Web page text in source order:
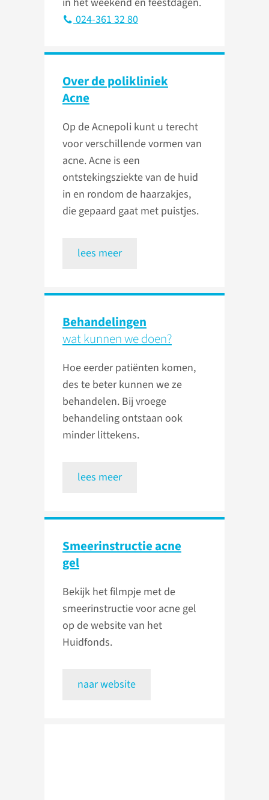
024-361 32 80
Over de polikliniek
Acne
Op de Acnepoli kunt u terecht
voor verschillende vormen van
acne. Acne is een
ontstekingsziekte van de huid
in en rondom de haarzakjes,
die gepaard gaat met puistjes.
lees meer
Behandelingen
wat kunnen we doen?
Hoe eerder patiënten komen,
des te beter kunnen we ze
behandelen. Bij vroege
behandeling ontstaan ook
minder littekens.
lees meer
Smeerinstructie acne
gel
Bekijk het filmpje met de
smeerinstructie voor acne gel
op de website van het
Huidfonds.
naar website